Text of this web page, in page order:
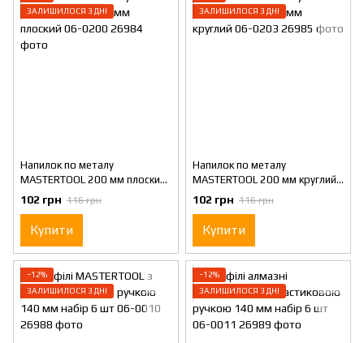
ЗАЛИШИЛОСЯ 3 ДНІ
Напилок по металу
MASTERTOOL 200 мм плоский
06-0200
102 грн 116 грн
Купити
ЗАЛИШИЛОСЯ 3 ДНІ
Напилок по металу
MASTERTOOL 200 мм круглий
06-0203
102 грн 116 грн
Купити
−12%
ЗАЛИШИЛОСЯ 3 ДНІ
−12%
ЗАЛИШИЛОСЯ 3 ДНІ